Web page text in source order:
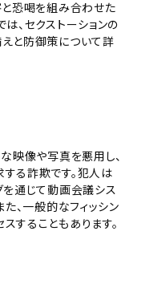
と恐喝を組み合わせた
、セクストーションの
と防御策について詳
映像や写真を悪用し、
る詐欺です。犯人は
を通じて動画会議シス
、一般的なフィッシン
することもあります。